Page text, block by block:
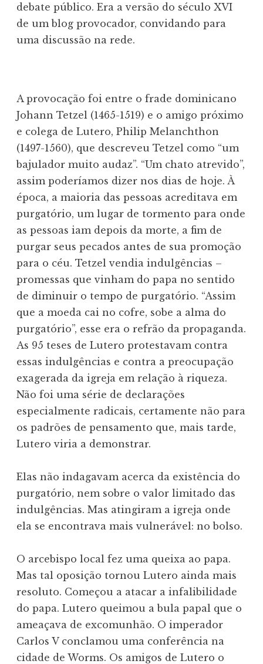
debate público. Era a versão do século XVI
de um blog provocador, convidando para
uma discussão na rede.
A provocação foi entre o frade dominicano
Johann Tetzel (1465-1519) e o amigo próximo
e colega de Lutero, Philip Melanchthon
(1497-1560), que descreveu Tetzel como “um
bajulador muito audaz”. “Um chato atrevido”,
assim poderíamos dizer nos dias de hoje. À
época, a maioria das pessoas acreditava em
purgatório, um lugar de tormento para onde
as pessoas iam depois da morte, a fim de
purgar seus pecados antes de sua promoção
para o céu. Tetzel vendia indulgências –
promessas que vinham do papa no sentido
de diminuir o tempo de purgatório. “Assim
que a moeda cai no cofre, sobe a alma do
purgatório”, esse era o refrão da propaganda.
As 95 teses de Lutero protestavam contra
essas indulgências e contra a preocupação
exagerada da igreja em relação à riqueza.
Não foi uma série de declarações
especialmente radicais, certamente não para
os padrões de pensamento que, mais tarde,
Lutero viria a demonstrar.
Elas não indagavam acerca da existência do
purgatório, nem sobre o valor limitado das
indulgências. Mas atingiram a igreja onde
ela se encontrava mais vulnerável: no bolso.
O arcebispo local fez uma queixa ao papa.
Mas tal oposição tornou Lutero ainda mais
resoluto. Começou a atacar a infalibilidade
do papa. Lutero queimou a bula papal que o
ameaçava de excomunhão. O imperador
Carlos V conclamou uma conferência na
cidade de Worms. Os amigos de Lutero o